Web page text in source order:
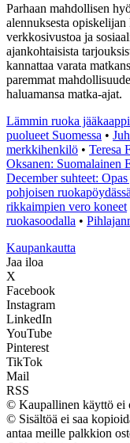
Parhaan mahdollisen
alennuksesta
verkkosivustoa ja
ajankohtaisista
kannattaa varata
paremmat
haluamansa matka-ajat.
Lämmin ruoka
puolueet Suomessa •
merkkihenkilö • Teresa
Oksanen: Suomalainen
December suhteet:
pohjoisen ruokapöydässä
rikkaimpien vero koneet
ruokasoodalla •
Kaupankautta
Jaa iloa
X
Facebook
Instagram
LinkedIn
YouTube
Pinterest
TikTok
Mail
RSS
© Kaupallinen käyttö ei
© Sisältöä ei saa
antaa meille palkkion